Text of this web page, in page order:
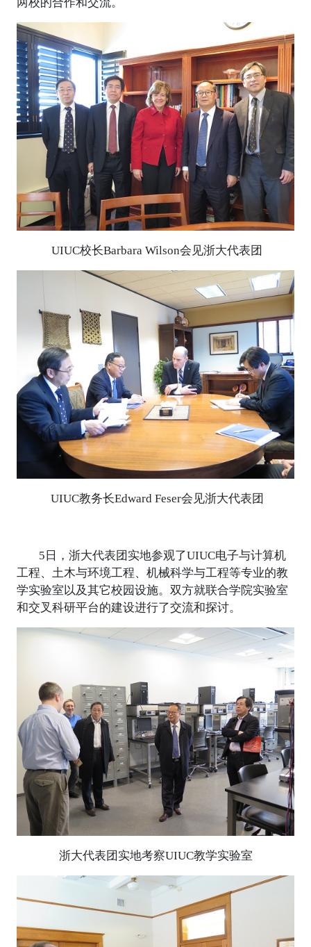
UIUC校长Barbara Wilson会见浙大代表团
UIUC教务长Edward Feser会见浙大代表团
5日，浙大代表团实地参观了UIUC电子与计算机
工程、土木与环境工程、机械科学与工程等专业的教
学实验室以及其它校园设施。双方就联合学院实验室
和交叉科研平台的建设进行了交流和探讨。
浙大代表团实地考察UIUC教学实验室